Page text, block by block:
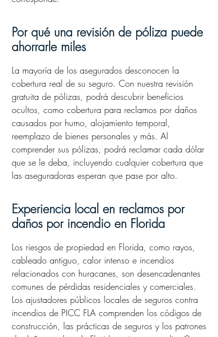
Por qué una revisión de póliza puede
ahorrarle miles
La mayoría de los asegurados desconocen la
cobertura real de su seguro. Con nuestra revisión
gratuita de pólizas, podrá descubrir beneficios
ocultos, como cobertura para reclamos por daños
causados por humo, alojamiento temporal,
reemplazo de bienes personales y más. Al
comprender sus pólizas, podrá reclamar cada dólar
que se le deba, incluyendo cualquier cobertura que
las aseguradoras esperan que pase por alto.
Experiencia local en reclamos por
daños por incendio en Florida
Los riesgos de propiedad en Florida, como rayos,
cableado antiguo, calor intenso e incendios
relacionados con huracanes, son desencadenantes
comunes de pérdidas residenciales y comerciales.
Los ajustadores públicos locales de seguros contra
incendios de PICC FLA comprenden los códigos de
construcción, las prácticas de seguros y los patrones